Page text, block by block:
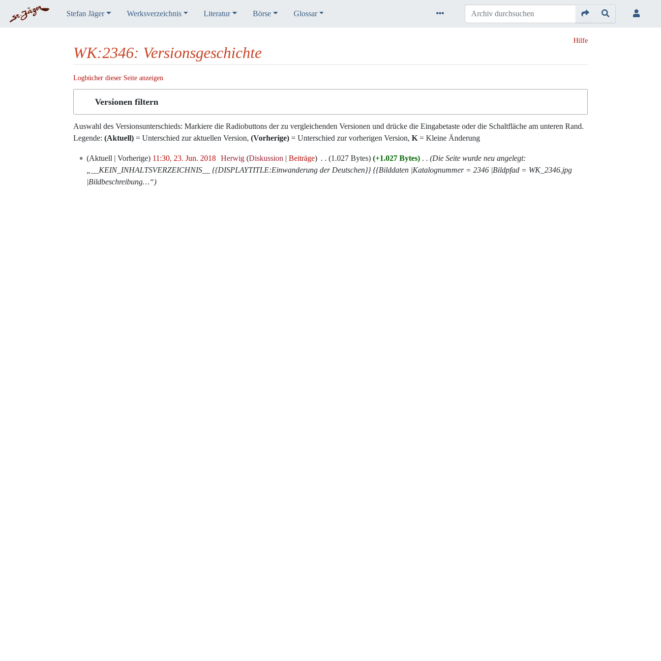
Stefan Jäger Werksverzeichnis Literatur Börse Glossar
Hilfe
WK:2346: Versionsgeschichte
Logbücher dieser Seite anzeigen
Wechseln zu:Navigation,Suche
Versionen filtern
Auswahl des Versionsunterschieds: Markiere die Radiobuttons der zu vergleichenden Versionen und drücke die Eingabetaste oder die Schaltfläche am unteren Rand.
Legende: (Aktuell) = Unterschied zur aktuellen Version, (Vorherige) = Unterschied zur vorherigen Version, K = Kleine Änderung
23.
2018
Aktuell Vorherige 11:30, 23. Jun. 2018‎ Herwig Diskussion Beiträge 1.027 Bytes +1.027 Bytes
Die Seite wurde neu angelegt:
„__KEIN_INHALTSVERZEICHNIS__ {{DISPLAYTITLE:Einwanderung der Deutschen}} {{Bilddaten |Katalognummer = 2346 |Bildpfad = WK_2346.jpg
|Bildbeschreibung…“